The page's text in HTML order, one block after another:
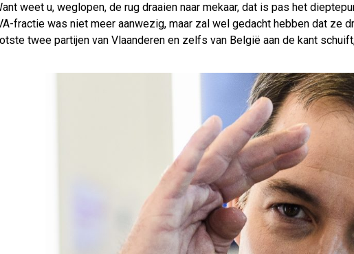
weet u, weglopen, de rug draaien naar mekaar, dat is pas het
fractie was niet meer aanwezig, maar zal wel gedacht hebben dat
twee partijen van Vlaanderen en zelfs van België aan de kant